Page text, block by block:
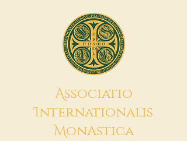
Associatio
Internationalis
MonAstica